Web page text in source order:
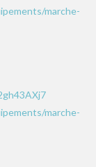
marche-
marche-